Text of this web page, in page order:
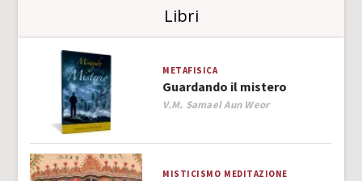
Libri
METAFISICA
Guardando il mistero
Author
V.M. Samael Aun Weor
MISTICISMO MEDITAZIONE